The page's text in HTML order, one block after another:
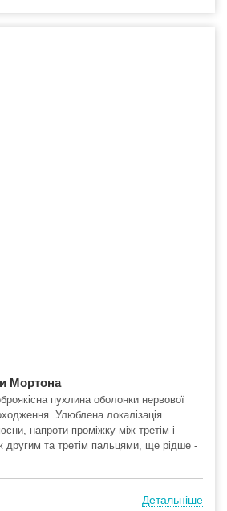
Мортона
пухлина оболонки нервової
Улюблена локалізація
напроти проміжку між третім і
другим та третім пальцями, ще рідше -
Детальніше